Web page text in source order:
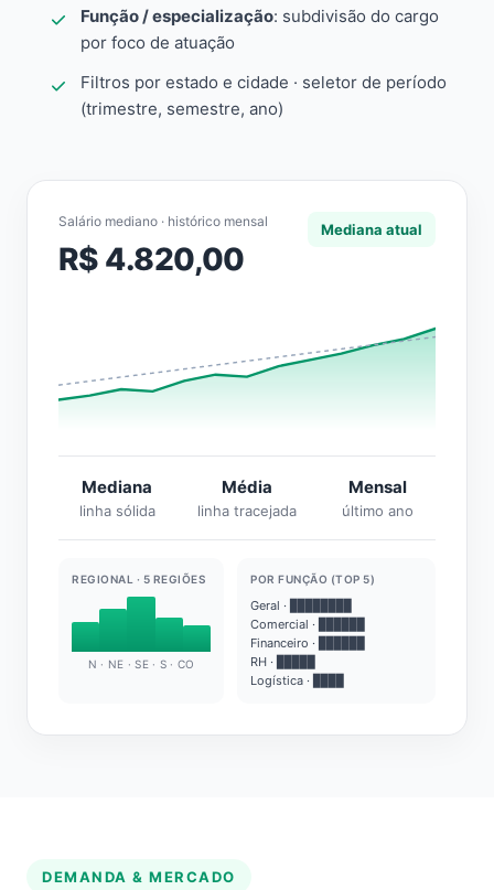
Função / especialização: subdivisão do cargo
por foco de atuação
Filtros por estado e cidade · seletor de período
(trimestre, semestre, ano)
Salário mediano · histórico mensal
R$ 4.820,00
Mediana atual
Mediana
linha sólida
Média
linha tracejada
Mensal
último ano
REGIONAL · 5 REGIÕES
N · NE · SE · S · CO
POR FUNÇÃO (TOP 5)
Geral · ████████
Comercial · ██████
Financeiro · ██████
RH · █████
Logística · ████
DEMANDA & MERCADO